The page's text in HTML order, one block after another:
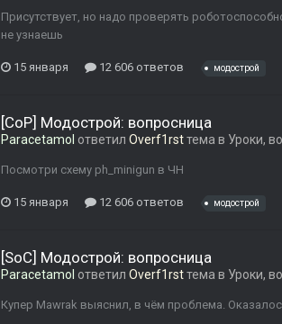
Присутствует, но надо проверять
не узнаешь
15 января 12 606 ответов модострой
[CoP] Модострой: вопросница
Paracetamol ответил Overf1rstтема в Уроки,
Посмотри схему ph_minigun в ЧН
15 января 12 606 ответов модострой
[SoC] Модострой: вопросница
Paracetamol ответил Overf1rstтема в Уроки,
Купер Mawrak выяснил, в чём проблема.